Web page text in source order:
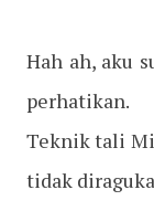
Hah ah, aku
perhatikan.
Teknik tali
tidak